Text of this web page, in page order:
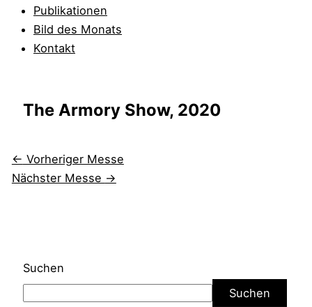
Publikationen
Bild des Monats
Kontakt
The Armory Show, 2020
← Vorheriger Messe
Nächster Messe →
Suchen
Suchen